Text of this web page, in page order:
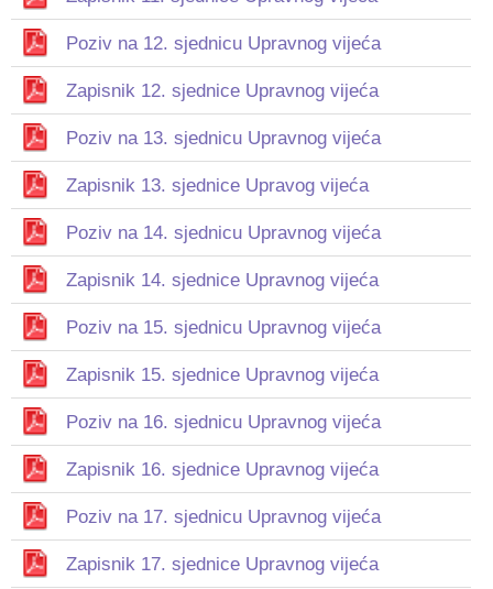
Poziv na 12. sjednicu Upravnog vijeća
Zapisnik 12. sjednice Upravnog vijeća
Poziv na 13. sjednicu Upravnog vijeća
Zapisnik 13. sjednice Upravog vijeća
Poziv na 14. sjednicu Upravnog vijeća
Zapisnik 14. sjednice Upravnog vijeća
Poziv na 15. sjednicu Upravnog vijeća
Zapisnik 15. sjednice Upravnog vijeća
Poziv na 16. sjednicu Upravnog vijeća
Zapisnik 16. sjednice Upravnog vijeća
Poziv na 17. sjednicu Upravnog vijeća
Zapisnik 17. sjednice Upravnog vijeća